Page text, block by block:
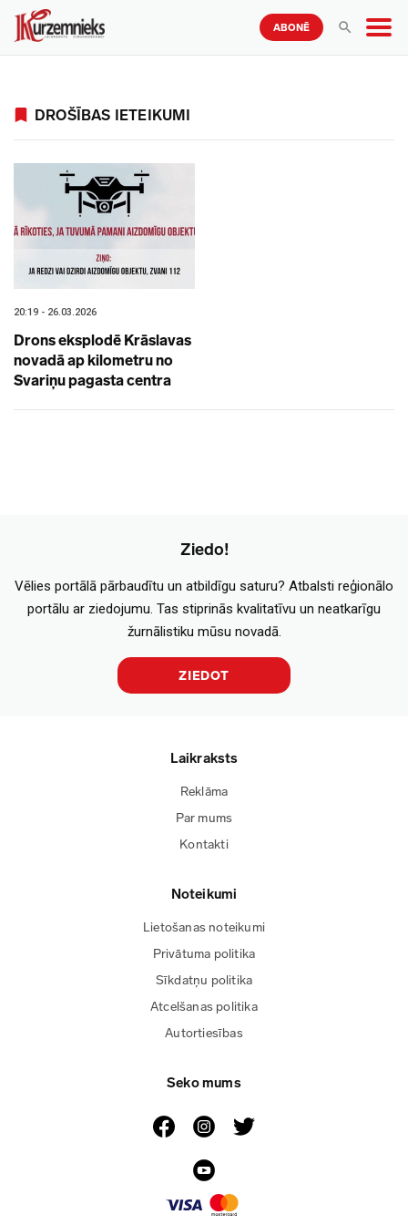
ABONĒ
DROŠĪBAS IETEIKUMI
20:19 - 26.03.2026
Drons eksplodē Krāslavas
novadā ap kilometru no
Svariņu pagasta centra
Ziedo!
Vēlies portālā pārbaudītu un atbildīgu saturu? Atbalsti reģionālo
portālu ar ziedojumu. Tas stiprinās kvalitatīvu un neatkarīgu
žurnālistiku mūsu novadā.
ZIEDOT
Laikraksts
Reklāma
Par mums
Kontakti
Noteikumi
Lietošanas noteikumi
Privātuma politika
Sīkdatņu politika
Atcelšanas politika
Autortiesības
Seko mums